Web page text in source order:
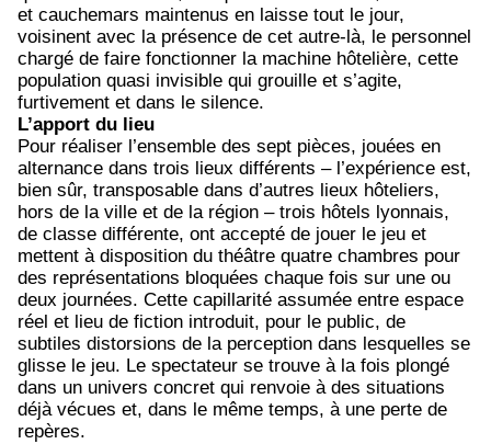
et cauchemars maintenus en laisse tout le jour,
voisinent avec la présence de cet autre-là, le personnel
chargé de faire fonctionner la machine hôtelière, cette
population quasi invisible qui grouille et s’agite,
furtivement et dans le silence.
L’apport du lieu
Pour réaliser l’ensemble des sept pièces, jouées en
alternance dans trois lieux différents – l’expérience est,
bien sûr, transposable dans d’autres lieux hôteliers,
hors de la ville et de la région – trois hôtels lyonnais,
de classe différente, ont accepté de jouer le jeu et
mettent à disposition du théâtre quatre chambres pour
des représentations bloquées chaque fois sur une ou
deux journées. Cette capillarité assumée entre espace
réel et lieu de fiction introduit, pour le public, de
subtiles distorsions de la perception dans lesquelles se
glisse le jeu. Le spectateur se trouve à la fois plongé
dans un univers concret qui renvoie à des situations
déjà vécues et, dans le même temps, à une perte de
repères.